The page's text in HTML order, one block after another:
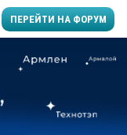
ПЕРЕЙТИ НА ФОРУМ